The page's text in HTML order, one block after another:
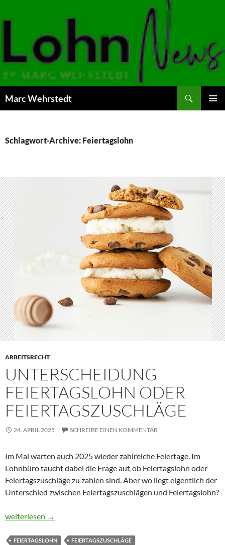
Marc Wehrstedt
Schlagwort-Archive: Feiertagslohn
ARBEITSRECHT
UNTERSCHEIDUNG
FEIERTAGSLOHN ODER
FEIERTAGSZUSCHLÄGE
24. APRIL 2025 SCHREIBE EINEN KOMMENTAR
Im Mai warten auch 2025 wieder zahlreiche Feiertage. Im
Lohnbüro taucht dabei die Frage auf, ob Feiertagslohn oder
Feiertagszuschläge zu zahlen sind. Aber wo liegt eigentlich der
Unterschied zwischen Feiertagszuschlägen und Feiertagslohn?
Unterscheidung Feiertagslohn oder Feiertagszuschläge
weiterlesen →
FEIERTAGSLOHN FEIERTAGSZUSCHLÄGE